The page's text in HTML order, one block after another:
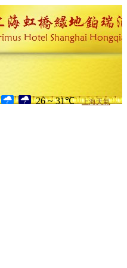
26 ~ 31℃ 上海天氣